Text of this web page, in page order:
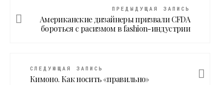
ПРЕДЫДУЩАЯ ЗАПИСЬ
Американские дизайнеры призвали CFDA
бороться с расизмом в fashion-индустрии
СЛЕДУЮЩАЯ ЗАПИСЬ
Кимоно. Как носить «правильно»